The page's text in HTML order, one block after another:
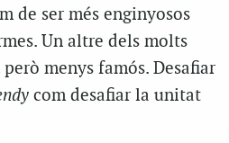
de ser més enginyosos
Un altre dels molts
menys famós. Desafiar
com desafiar la unitat